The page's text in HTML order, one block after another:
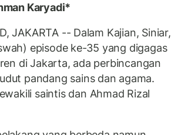
Karyadi*
JAKARTA -- Dalam Kajian, Siniar,
episode ke-35 yang digagas
di Jakarta, ada perbincangan
pandang sains dan agama.
saintis dan Ahmad Rizal